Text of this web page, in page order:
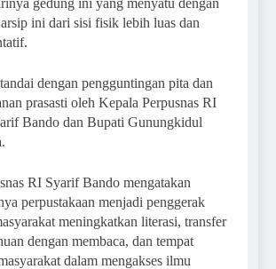
ini dari sisi fisik lebih luas dan
dengan pengguntingan pita dan
prasasti oleh Kepala Perpusnas RI
Bando dan Bupati Gunungkidul
RI Syarif Bando mengatakan
perpustakaan menjadi penggerak
meningkatkan literasi, transfer
dengan membaca, dan tempat
dalam mengakses ilmu